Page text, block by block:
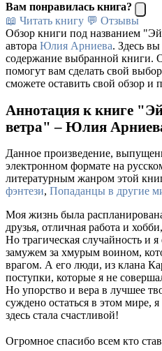
Вам понравилась книга?
📖 Читать книгу 💬 Отзывы
Обзор книги под названием
автора Юлия Арниева. Здесь
содержание выбранной книги.
помогут вам сделать свой
сможете оставить свой обзор и
Аннотация к книге
ветра" – Юлия
Данное произведение,
электронном формате на
литературным жанром этой
фэнтези, Попаданцы в другие
Моя жизнь была
друзья, отличная работа и
Но трагическая случайность и
замужем за хмурым воином,
врагом. А его люди, из клана
поступки, которые я не
Но упорство и вера в лучшее
суждено остаться в этом мире,
здесь стала счастливой!
Огромное спасибо всем кто